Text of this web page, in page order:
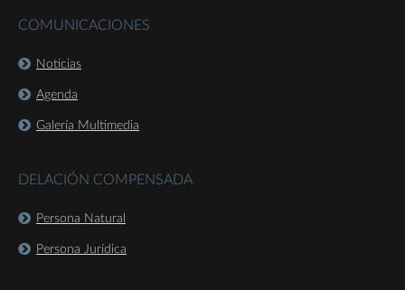
COMUNICACIONES
Noticias
Agenda
Galería Multimedia
DELACIÓN COMPENSADA
Persona Natural
Persona Jurídica